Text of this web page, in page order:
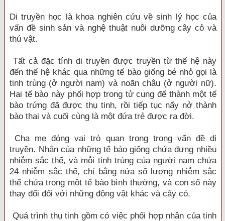
Di truyền học là khoa nghiên cứu về sinh lý học của
vấn đề sinh sản và nghệ thuật nuôi dưỡng cây cỏ và
thú vật.
Tất cả đặc tính di truyền được truyền từ thế hệ này
đến thế hệ khác qua những tế bào giống bé nhỏ gọi là
tinh trùng (ở người nam) và noãn châu (ở người nữ).
Hai tế bào này phối hợp trong tử cung để thành một tế
bào trứng đã được thụ tinh, rồi tiếp tục nẩy nở thành
bào thai và cuối cùng là một đứa trẻ được ra đời.
Cha mẹ đóng vai trò quan trọng trong vấn đề di
truyền. Nhân của những tế bào giống chứa đựng nhiều
nhiễm sắc thể, và mỗi tinh trùng của người nam chứa
24 nhiễm sắc thể, chỉ bằng nửa số lượng nhiễm sắc
thể chứa trong một tế bào bình thường, và con số này
thay đổi đối với những động vật khác và cây cỏ.
Quá trình thụ tinh gồm có việc phối hợp nhân của tinh